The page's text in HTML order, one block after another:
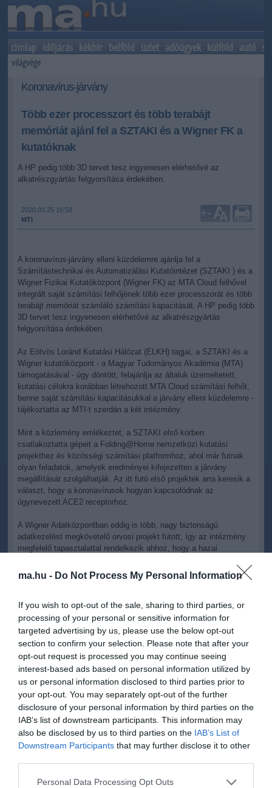
ma.hu - Do Not Process My Personal Information
If you wish to opt-out of the sale, sharing to third parties, or
processing of your personal or sensitive information for
targeted advertising by us, please use the below opt-out
section to confirm your selection. Please note that after your
opt-out request is processed you may continue seeing
interest-based ads based on personal information utilized by
us or personal information disclosed to third parties prior to
your opt-out. You may separately opt-out of the further
disclosure of your personal information by third parties on the
IAB’s list of downstream participants. This information may
also be disclosed by us to third parties on the IAB’s List of
Downstream Participants that may further disclose it to other
Please note that this website/app uses one or more Google
Personal Data Processing Opt Outs
címlap időjárás kékhír belföld üzlet adóügyek külföld autó
világvége
Koronavírus-járvány
Több ezer processzort és több terabájt
memóriát ajánl fel a SZTAKI és a Wigner FK a
kutatóknak
A HP pedig több 3D tervet tesz ingyenesen elérhetővé az
alkatrészgyártás felgyorsítása érdekében.
2020.03.25 16:58
MTI
+-
A koronavírus-járvány elleni küzdelemre ajánlja fel a
Számítástechnikai és Automatizálási Kutatóintézet (SZTAKI ) és a
Wigner Fizikai Kutatóközpont (Wigner FK) az MTA Cloud felhővel
integrált saját számítási felhőjének több ezer processzorát és több
terabájt memóriát számláló számítási kapacitását. A HP pedig több
3D tervet tesz ingyenesen elérhetővé az alkatrészgyártás
felgyorsítása érdekében.
Az Eötvös Loránd Kutatási Hálózat (ELKH) tagjai, a SZTAKI és a
Wigner kutatóközpont - a Magyar Tudományos Akadémia (MTA)
támogatásával - úgy döntött, felajánlja az általuk üzemeltetett,
kutatási célokra korábban létrehozott MTA Cloud számítási felhőt,
benne saját számítási kapacitásukkal a járvány elleni küzdelemre -
tájékoztatta az MTI-t szerdán a két intézmény.
Mint a közlemény emlékeztet, a SZTAKI első körben
csatlakoztatta gépeit a Folding@Home nemzetközi kutatási
projekthez és közösségi számítási platformhoz, ahol már futnak
olyan feladatok, amelyek eredményei kifejezetten a járvány
megállítását szolgálhatják. Az itt futó első projektek arra keresik a
választ, hogy a koronavírusok hogyan kapcsolódnak az
úgynevezett ACE2 receptorhoz.
A Wigner Adatközpontban eddig is több, nagy biztonságú
adatkezelést megkövetelő orvosi projekt futott, így az intézmény
megfelelő tapasztalattal rendelkezik ahhoz, hogy a hazai
megbízható információtechnológiai támogatást nyújthasson -
Az intézetek szakértői várják olyan magyar kutatók,
kutatócsoportok jelentkezését, akik a vírussal vagy a járvánnyal
foglalkoznak, és számítási kapacitásra lenne szükségük.
A HP és digitális gyártási közössége a 3D nyomtatásban rejlő
lehetőségek kihasználásával járul hozzá a koronavírus-járvány
elleni harchoz. A 3D nyomtatással foglalkozó csapatok a
rendelkezésre álló technológiát, tapasztalatot és gyártási
kapacitást arra használják fel, hogy a vírus elleni védekezéshez
szükséges alkatrészeket készítsenek - közölte a HP az MTI-vel.
Tájékoztatásuk szerint világszerte már több mint ezer darab, 3D
nyomtatással készült elem jutott el a vírus ellen küzdő
orrtisztítók, higiénikus ajtónyitók és lélegeztetőgép-alkatrészek is.